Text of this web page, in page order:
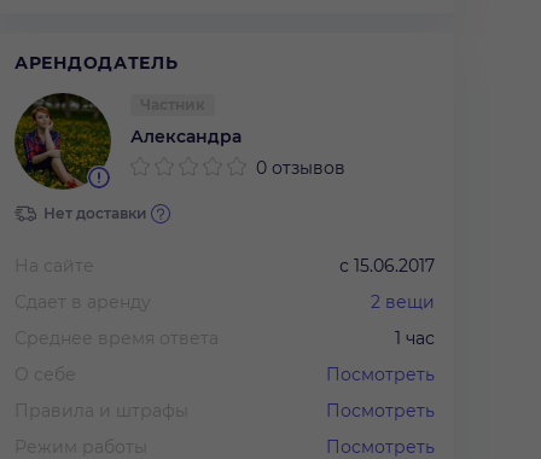
АРЕНДОДАТЕЛЬ
Александра
0 отзывов
Нет доставки
На сайте с 15.06.2017
Сдает в аренду
2 вещи
Среднее время ответа
1 час
О себе
Посмотреть
Правила и штрафы
Посмотреть
Режим работы
Посмотреть